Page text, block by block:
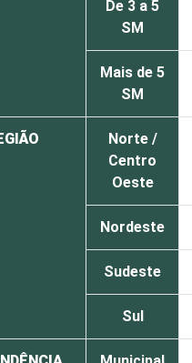
De 3 a 5
SM
Mais de 5
SM
Norte /
Centro
Oeste
Nordeste
Sudeste
Sul